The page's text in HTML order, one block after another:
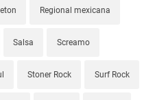
Regional mexicana
Salsa Screamo
Stoner Rock Surf Rock